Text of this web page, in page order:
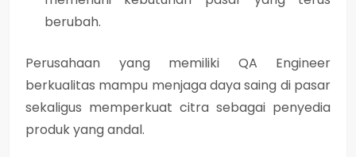
berubah.
Perusahaan yang memiliki QA Engineer
berkualitas mampu menjaga daya saing di pasar
sekaligus memperkuat citra sebagai penyedia
produk yang andal.